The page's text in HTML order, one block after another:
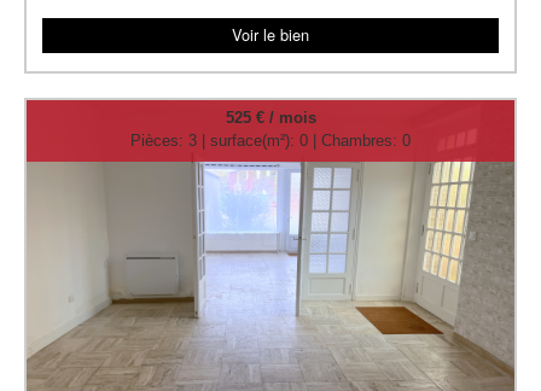
Voir le bien
525 € / mois
Pièces: 3 | surface(m²): 0 | Chambres: 0